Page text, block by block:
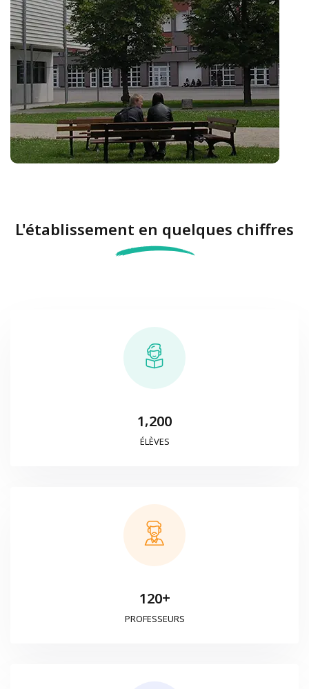
L'établissement en quelques chiffres
1,200
ÉLÈVES
120+
PROFESSEURS